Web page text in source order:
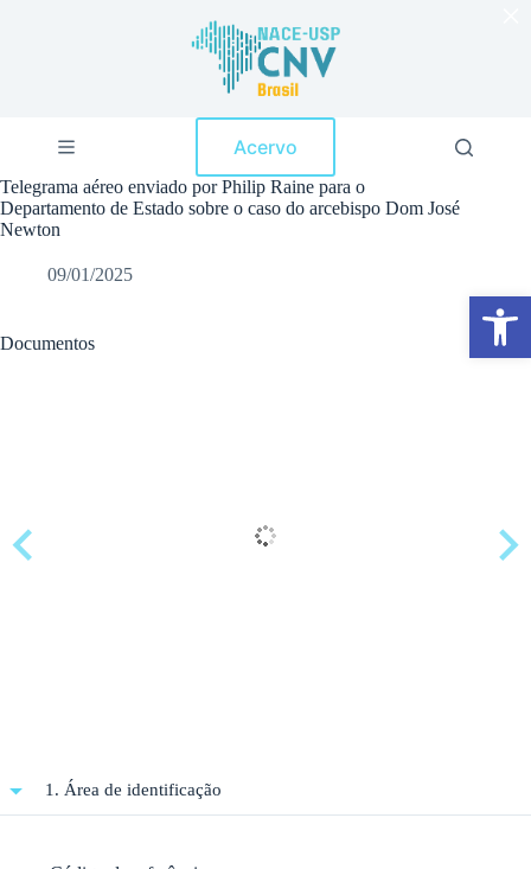
Abrir a barra de ferramentas
a
o
c
ú
Acervo
Telegrama aéreo enviado por Philip Raine para o
Departamento de Estado sobre o caso do arcebispo Dom José
Newton
09/01/2025
Documentos
1. Área de identificação